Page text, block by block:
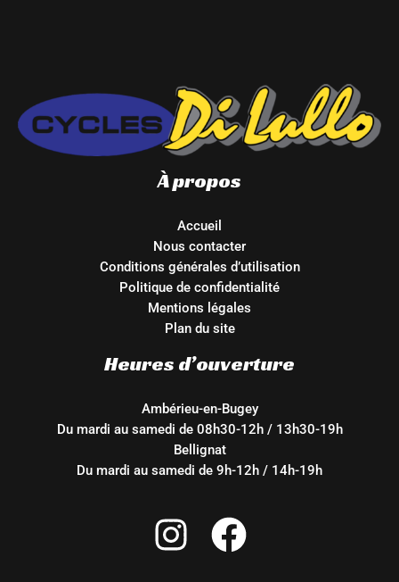
À propos
Accueil
Nous contacter
Conditions générales d’utilisation
Politique de confidentialité
Mentions légales
Plan du site
Heures d’ouverture
Ambérieu-en-Bugey
Du mardi au samedi de 08h30-12h / 13h30-19h
Bellignat
Du mardi au samedi de 9h-12h / 14h-19h